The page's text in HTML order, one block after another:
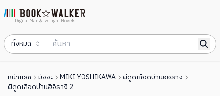
Digital Manga & Light Novels
ทั้งหมด
หน้าแรก มังงะ MIKI YOSHIKAWA
ผีดูดเลือดบ้านฮิอิรางิ
ผีดูดเลือดบ้านฮิอิรางิ 2